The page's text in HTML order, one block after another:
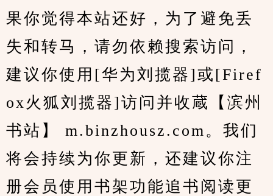
果你觉得本站还好，为了避免丢
失和转马，请勿依赖搜索访问，
建议你使用[华为刘揽器]或[Firef
ox火狐刘揽器]访问并收蔵【滨州
书站】 m.binzhousz.com。我们
将会持续为你更新，还建议你注
册会员使用书架功能追书阅读更